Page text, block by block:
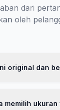
dari
oleh
original dan
memilih